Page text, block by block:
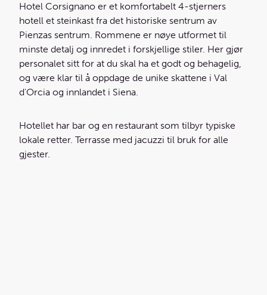
Hotel Corsignano er et komfortabelt 4-stjerners
hotell et steinkast fra det historiske sentrum av
Pienzas sentrum. Rommene er nøye utformet til
minste detalj og innredet i forskjellige stiler. Her gjør
personalet sitt for at du skal ha et godt og behagelig,
og være klar til å oppdage de unike skattene i Val
d'Orcia og innlandet i Siena.
Hotellet har bar og en restaurant som tilbyr typiske
lokale retter. Terrasse med jacuzzi til bruk for alle
gjester.